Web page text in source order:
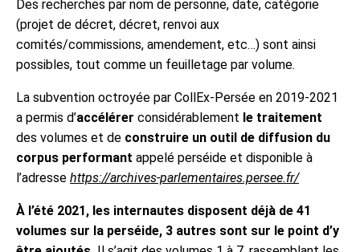
Des recherches par nom de personne, date, catégorie
(projet de décret, décret, renvoi aux
comités/commissions, amendement, etc…) sont ainsi
possibles, tout comme un feuilletage par volume.
La subvention octroyée par CollEx-Persée en 2019-2021
a permis d’accélérer considérablement le traitement
des volumes et de construire un outil de diffusion du
corpus performant appelé perséide et disponible à
l’adresse https://archives-parlementaires.persee.fr/
À l’été 2021, les internautes disposent déjà de 41
volumes sur la perséide, 3 autres sont sur le point d’y